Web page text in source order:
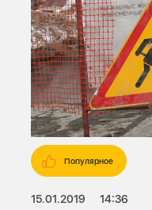
Популярное
15.01.2019 14:36